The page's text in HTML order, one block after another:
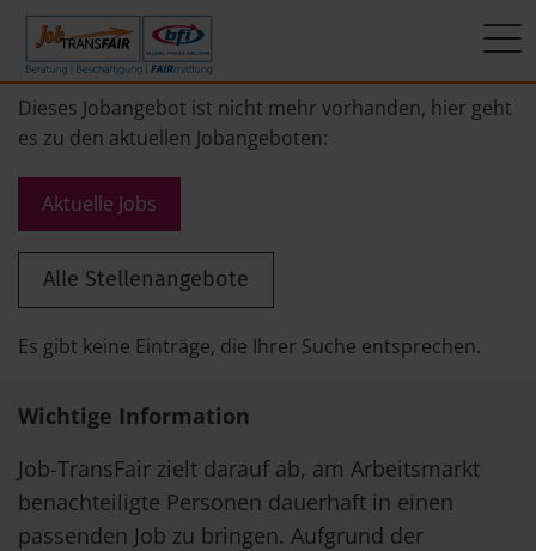
Dieses Jobangebot ist nicht mehr vorhanden, hier geht
es zu den aktuellen Jobangeboten:
Aktuelle Jobs
Alle Stellenangebote
Es gibt keine Einträge, die Ihrer Suche entsprechen.
Wichtige Information
Job-TransFair zielt darauf ab, am Arbeitsmarkt
benachteiligte Personen dauerhaft in einen
passenden Job zu bringen. Aufgrund der
Mein Weg zum Job
Beschäftigung
FAIRmittlung
ÜBER UNS
KI-Manifest
Ergebnisse
Geschichte
News
Newsletter
Standorte
Interner Bereich
JobImpuls
Zeiterfassung